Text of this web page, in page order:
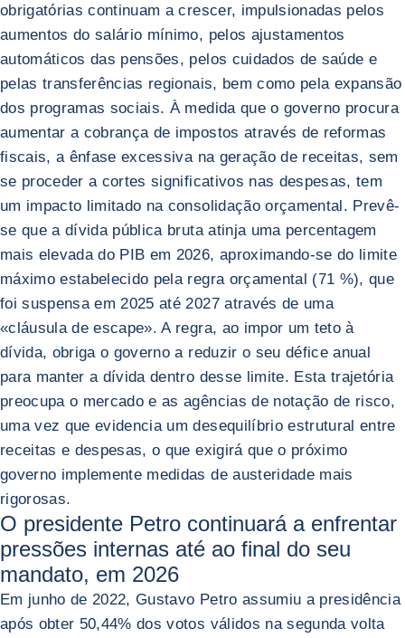
obrigatórias continuam a crescer, impulsionadas pelos
aumentos do salário mínimo, pelos ajustamentos
automáticos das pensões, pelos cuidados de saúde e
pelas transferências regionais, bem como pela expansão
dos programas sociais. À medida que o governo procura
aumentar a cobrança de impostos através de reformas
fiscais, a ênfase excessiva na geração de receitas, sem
se proceder a cortes significativos nas despesas, tem
um impacto limitado na consolidação orçamental. Prevê-
se que a dívida pública bruta atinja uma percentagem
mais elevada do PIB em 2026, aproximando-se do limite
máximo estabelecido pela regra orçamental (71 %), que
foi suspensa em 2025 até 2027 através de uma
«cláusula de escape». A regra, ao impor um teto à
dívida, obriga o governo a reduzir o seu défice anual
para manter a dívida dentro desse limite. Esta trajetória
preocupa o mercado e as agências de notação de risco,
uma vez que evidencia um desequilíbrio estrutural entre
receitas e despesas, o que exigirá que o próximo
governo implemente medidas de austeridade mais
rigorosas.
O presidente Petro continuará a enfrentar
pressões internas até ao final do seu
mandato, em 2026
Em junho de 2022, Gustavo Petro assumiu a presidência
após obter 50,44% dos votos válidos na segunda volta